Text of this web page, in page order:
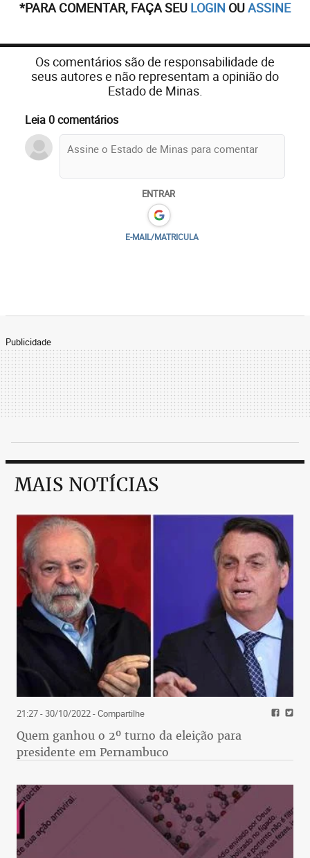
*PARA COMENTAR, FAÇA SEU LOGIN OUASSINE
Os comentários são de responsabilidade de
seus autores e não representam a opinião do
Estado de Minas.
Leia 0 comentários
ENTRAR
E-MAIL/MATRICULA
Publicidade
MAIS NOTÍCIAS
21:27 - 30/10/2022- Compartilhe
Quem ganhou o 2º turno da eleição para
presidente em Pernambuco